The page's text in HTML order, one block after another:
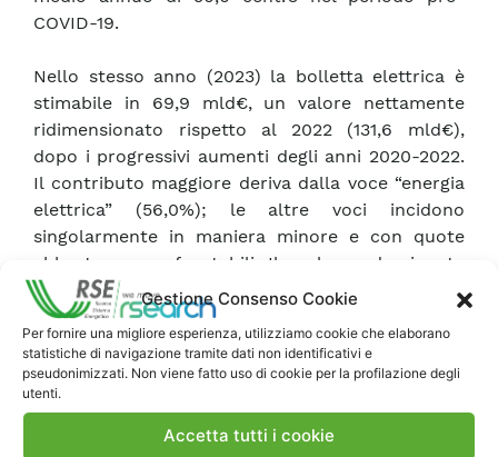
Gestione Consenso Cookie
Per fornire una migliore esperienza, utilizziamo cookie che elaborano
statistiche di navigazione tramite dati non identificativi e
pseudonimizzati. Non viene fatto uso di cookie per la profilazione degli
utenti.
Accetta tutti i cookie
COVID-19.
Nello stesso anno (2023) la bolletta elettrica è
stimabile in 69,9 mld€, un valore nettamente
ridimensionato rispetto al 2022 (131,6 mld€),
dopo i progressivi aumenti degli anni 2020-2022.
Il contributo maggiore deriva dalla voce “energia
elettrica” (56,0%); le altre voci incidono
singolarmente in maniera minore e con quote
abbastanza confrontabili. Il ruolo predominante
della quota energia è in linea con i risultati
ottenuti per gli anni precedenti, considerato
anche l’effetto al rialzo subito negli ultimi tre
anni dal prezzo di acquisto dell’energia elettrica
sul mercato